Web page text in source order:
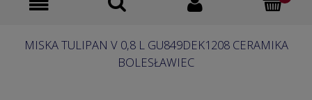
MISKA TULIPAN V 0,8 L GU849DEK1208 CERAMIKA
BOLESŁAWIEC